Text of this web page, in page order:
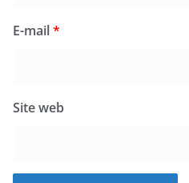
E-mail*
Site web